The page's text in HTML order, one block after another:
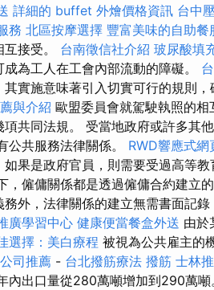
詳細的 buffet 外燴價格資訊 台中
務 北區按摩選擇 豐富美味的自助餐
接受。 台南徵信社介紹 玻尿酸填
為工人在工會內部流動的障礙。
實施意味著引入切實可行的規則
與介紹 歐盟委員會就駕駛執照的
共同法規。 受當地政府或許多其
公共服務法律關係。 RWD響應式網
如果是政府官員，則需要受過高等
，僱傭關係都是透過僱傭合約建立的
外，法律關係的建立無需書面記
廣學習中心 健康便當餐盒外送 由於
選擇：美白療程 被視為公共雇主的
司推薦 - 台北撥筋療法 撥筋 士林
內出口量從280萬噸增加到290萬噸